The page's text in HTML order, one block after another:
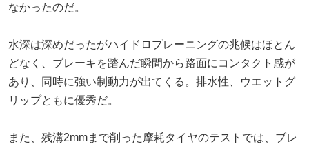
なかったのだ。
水深は深めだったがハイドロプレーニングの兆候はほとん
どなく、ブレーキを踏んだ瞬間から路面にコンタクト感が
あり、同時に強い制動力が出てくる。排水性、ウエットグ
リップともに優秀だ。
また、残溝2mmまで削った摩耗タイヤのテストでは、ブレ